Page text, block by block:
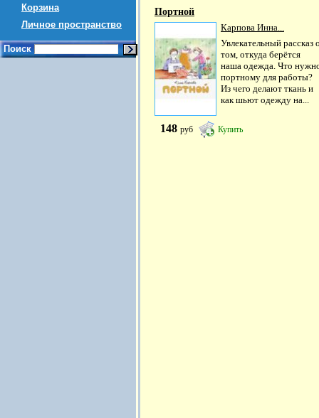
Корзина
Личное пространство
Поиск
Портной
Карпова Инна...
Увлекательный рассказ
том, откуда берётся
наша одежда. Что
портному для работы?
Из чего делают ткань и
как шьют одежду на...
148 руб Купить